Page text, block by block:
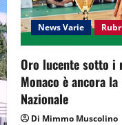
t
i
o
n
News Varie
Oro lucente sotto
Monaco è ancora
Nazionale
Di Mimmo Muscolino